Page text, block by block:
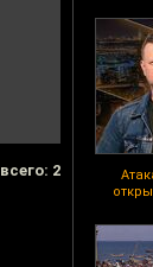
всего: 2